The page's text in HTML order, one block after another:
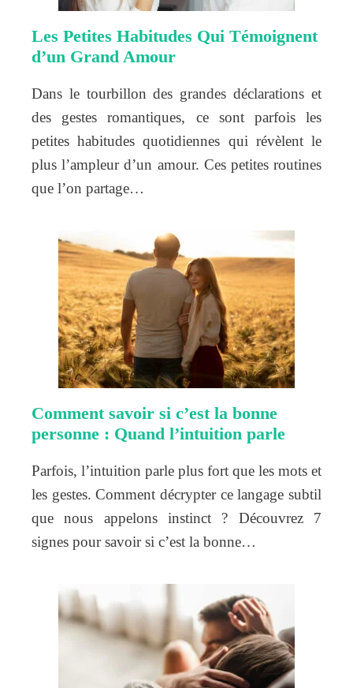
Les Petites Habitudes Qui Témoignent
d’un Grand Amour
Dans le tourbillon des grandes déclarations et
des gestes romantiques, ce sont parfois les
petites habitudes quotidiennes qui révèlent le
plus l’ampleur d’un amour. Ces petites routines
que l’on partage…
Comment savoir si c’est la bonne
personne : Quand l’intuition parle
Parfois, l’intuition parle plus fort que les mots et
les gestes. Comment décrypter ce langage subtil
que nous appelons instinct ? Découvrez 7
signes pour savoir si c’est la bonne…